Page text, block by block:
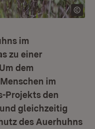
im
zu einer
dem
im
Projekts den
gleichzeitig
des Auerhuhns